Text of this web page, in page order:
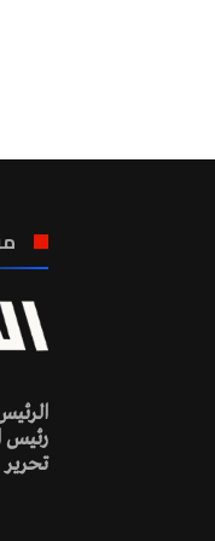
رئيس